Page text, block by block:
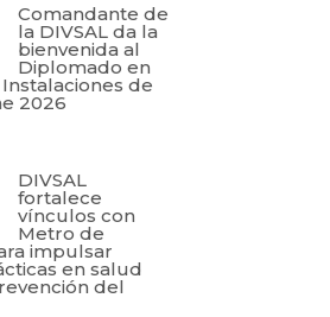
Comandante de
la DIVSAL da la
bienvenida al
Diplomado en
de
2026
DIVSAL
fortalece
vínculos con
Metro de
impulsar
en salud
del